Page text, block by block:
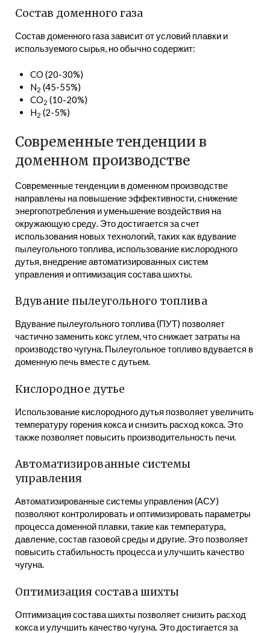
Состав доменного газа
Состав доменного газа зависит от условий плавки и
используемого сырья, но обычно содержит:
CO (20-30%)
N2 (45-55%)
CO2 (10-20%)
H2 (2-5%)
Современные тенденции в
доменном производстве
Современные тенденции в доменном производстве
направлены на повышение эффективности, снижение
энергопотребления и уменьшение воздействия на
окружающую среду. Это достигается за счет
использования новых технологий, таких как вдувание
пылеугольного топлива, использование кислородного
дутья, внедрение автоматизированных систем
управления и оптимизация состава шихты.
Вдувание пылеугольного топлива
Вдувание пылеугольного топлива (ПУТ) позволяет
частично заменить кокс углем, что снижает затраты на
производство чугуна. Пылеугольное топливо вдувается в
доменную печь вместе с дутьем.
Кислородное дутье
Использование кислородного дутья позволяет увеличить
температуру горения кокса и снизить расход кокса. Это
также позволяет повысить производительность печи.
Автоматизированные системы
управления
Автоматизированные системы управления (АСУ)
позволяют контролировать и оптимизировать параметры
процесса доменной плавки, такие как температура,
давление, состав газовой среды и другие. Это позволяет
повысить стабильность процесса и улучшить качество
чугуна.
Оптимизация состава шихты
Оптимизация состава шихты позволяет снизить расход
кокса и улучшить качество чугуна. Это достигается за